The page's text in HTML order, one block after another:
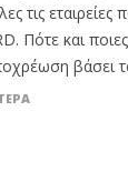
τις
Πότε και
βάσει